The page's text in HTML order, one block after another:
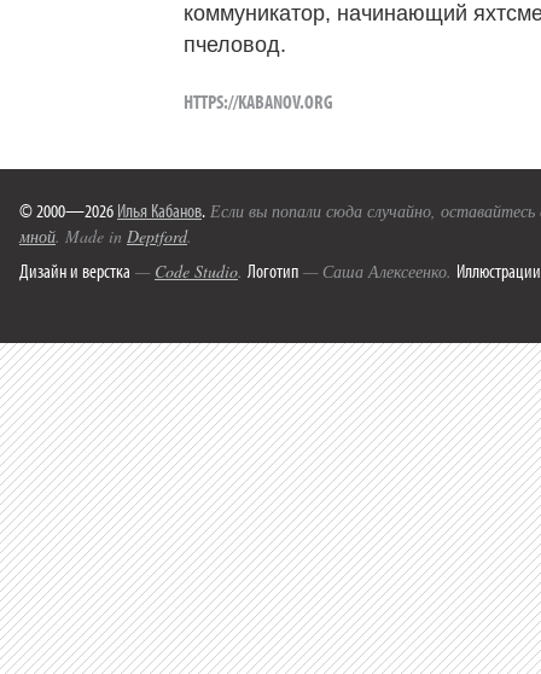
коммуникатор, начинающий
пчеловод.
HTTPS://KABANOV.ORG
© 2000—2026 Илья Кабанов. Если вы попали сюда случайно,
мной. Made in Deptford.
Дизайн и верстка — Code Studio. Логотип — Саша Алексеенко. Иллюстрации